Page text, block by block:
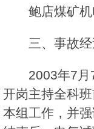
鲍店煤矿
三、事故
2003年7月
开岗主持全科
本组工作，并